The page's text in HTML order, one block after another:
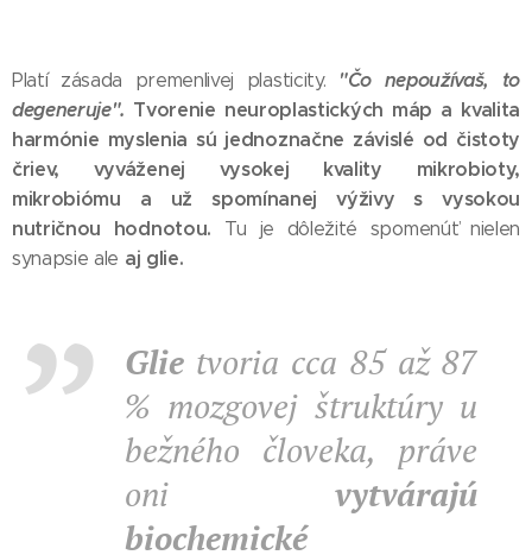
Platí zásada premenlivej plasticity.
"Čo nepoužívaš, to
degeneruje". Tvorenie neuroplastických máp a kvalita
harmónie myslenia sú jednoznačne závislé od čistoty
čriev, vyváženej vysokej kvality mikrobioty,
mikrobiómu a už spomínanej výživy s vysokou
nutričnou hodnotou. Tu je dôležité spomenúť nielen
synapsie ale aj glie.
Glie tvoria cca 85 až 87
% mozgovej štruktúry u
bežného človeka, práve
oni vytvárajú
biochemické